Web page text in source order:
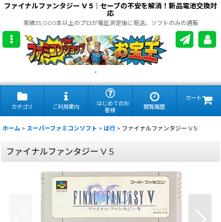
ファイナルファンタジー V 5｜セーブの不安を解消！新品電池交換対
応
実績35,000本以上のプロが電圧測定後に発送。ソフトのみの通販
.
カテゴリ ご利用案内
はじめてのお
客様
閲覧履歴
カート
ホーム > スーパーファミコンソフト > は行 > ファイナルファンタジー V 5
ファイナルファンタジー V 5